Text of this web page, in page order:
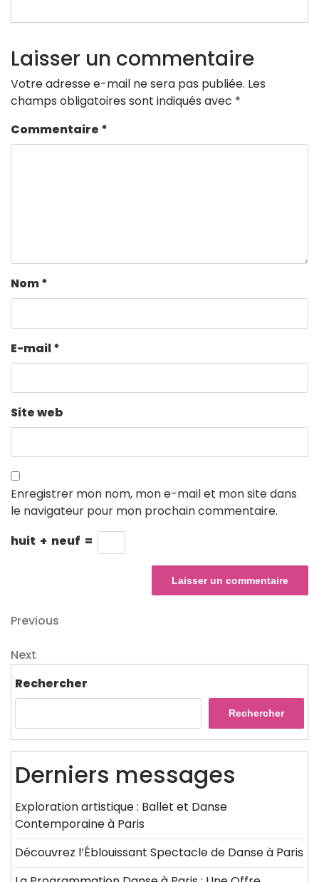
Laisser un commentaire
Votre adresse e-mail ne sera pas publiée. Les
champs obligatoires sont indiqués avec *
Commentaire *
Nom*
E-mail*
Site web
Enregistrer mon nom, mon e-mail et mon site dans
le navigateur pour mon prochain commentaire.
huit + neuf =
Navigation
de
l’article
Previous
Previous
Next
Next
Rechercher
Rechercher
Derniers messages
Exploration artistique : Ballet et Danse
Contemporaine à Paris
Découvrez l’Éblouissant Spectacle de Danse à Paris